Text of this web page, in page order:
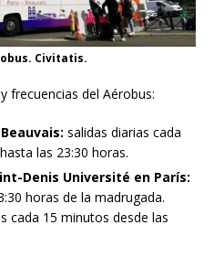
Civitatis.
frecuencias del Aérobus:
salidas diarias cada
las 23:30 horas.
Denis Université en París:
horas de la madrugada.
cada 15 minutos desde las